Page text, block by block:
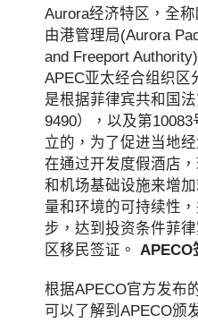
Aurora经济特区，全
由港管理局(Aurora
and Freeport
APEC亚太经合组织区
是根据菲律宾共和国
9490），以及第
立的，为了促进当地
在通过开发度假酒店
和机场基础设施来增
量和环境的可持续性
步，达到投资条件菲
区移民签证。 APECO
根据APECO官方发布
可以了解到APECO颁